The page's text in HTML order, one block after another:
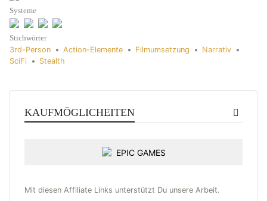
Systeme
Stichwörter
3rd-Person • Action-Elemente • Filmumsetzung • Narrativ •
SciFi • Stealth
KAUFMÖGLICHEITEN
EPIC GAMES
Mit diesen Affiliate Links unterstützt Du unsere Arbeit.